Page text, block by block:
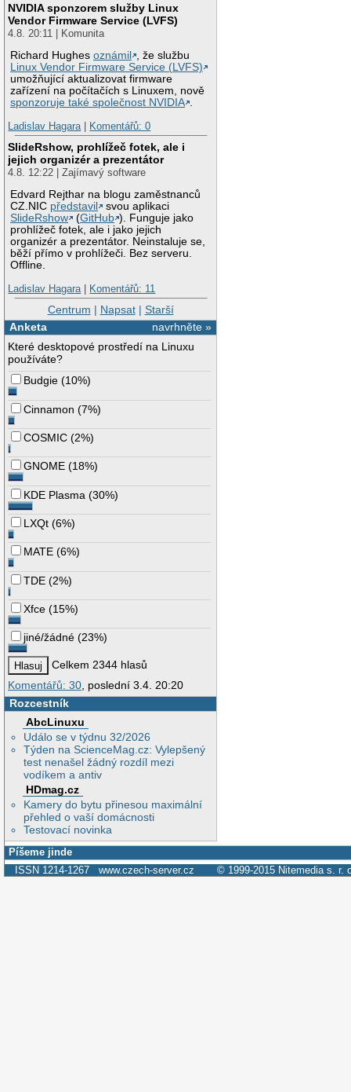
NVIDIA sponzorem služby Linux
Vendor Firmware Service (LVFS)
4.8. 20:11 | Komunita
Richard Hughesoznámil
, že službu
Linux Vendor Firmware Service (LVFS)
umožňující aktualizovat firmware
zařízení na počítačích s Linuxem, nově
sponzoruje také společnost NVIDIA .
Ladislav Hagara| Komentářů: 0
SlideRshow, prohlížeč fotek, ale i
jejich organizér a prezentátor
4.8. 12:22 | Zajímavý software
Edvard Rejthar na blogu zaměstnanců
CZ.NIC představil
svou aplikaci
SlideRshow
(GitHub ). Funguje jako
prohlížeč fotek, ale i jako jejich
organizér a prezentátor. Neinstaluje se,
běží přímo v prohlížeči. Bez serveru.
Offline.
Ladislav Hagara| Komentářů: 11
Centrum | Napsat| Starší
navrhněte »
Anketa
Které desktopové prostředí na Linuxu
používáte?
Budgie (10%)
Cinnamon (7%)
COSMIC (2%)
GNOME (18%)
KDE Plasma (30%)
LXQt (6%)
MATE (6%)
TDE (2%)
Xfce (15%)
jiné/žádné (23%)
Celkem 2344 hlasů
Komentářů: 30 , poslední 3.4. 20:20
Rozcestník
AbcLinuxu
Událo se v týdnu 32/2026
Týden na ScienceMag.cz: Vylepšený
test nenašel žádný rozdíl mezi
vodíkem a antiv
HDmag.cz
Kamery do bytu přinesou maximální
přehled o vaší domácnosti
Testovací novinka
Píšeme jinde
ISSN 1214-1267 www.czech-server.cz © 1999-2015 Nitemedia s. r.